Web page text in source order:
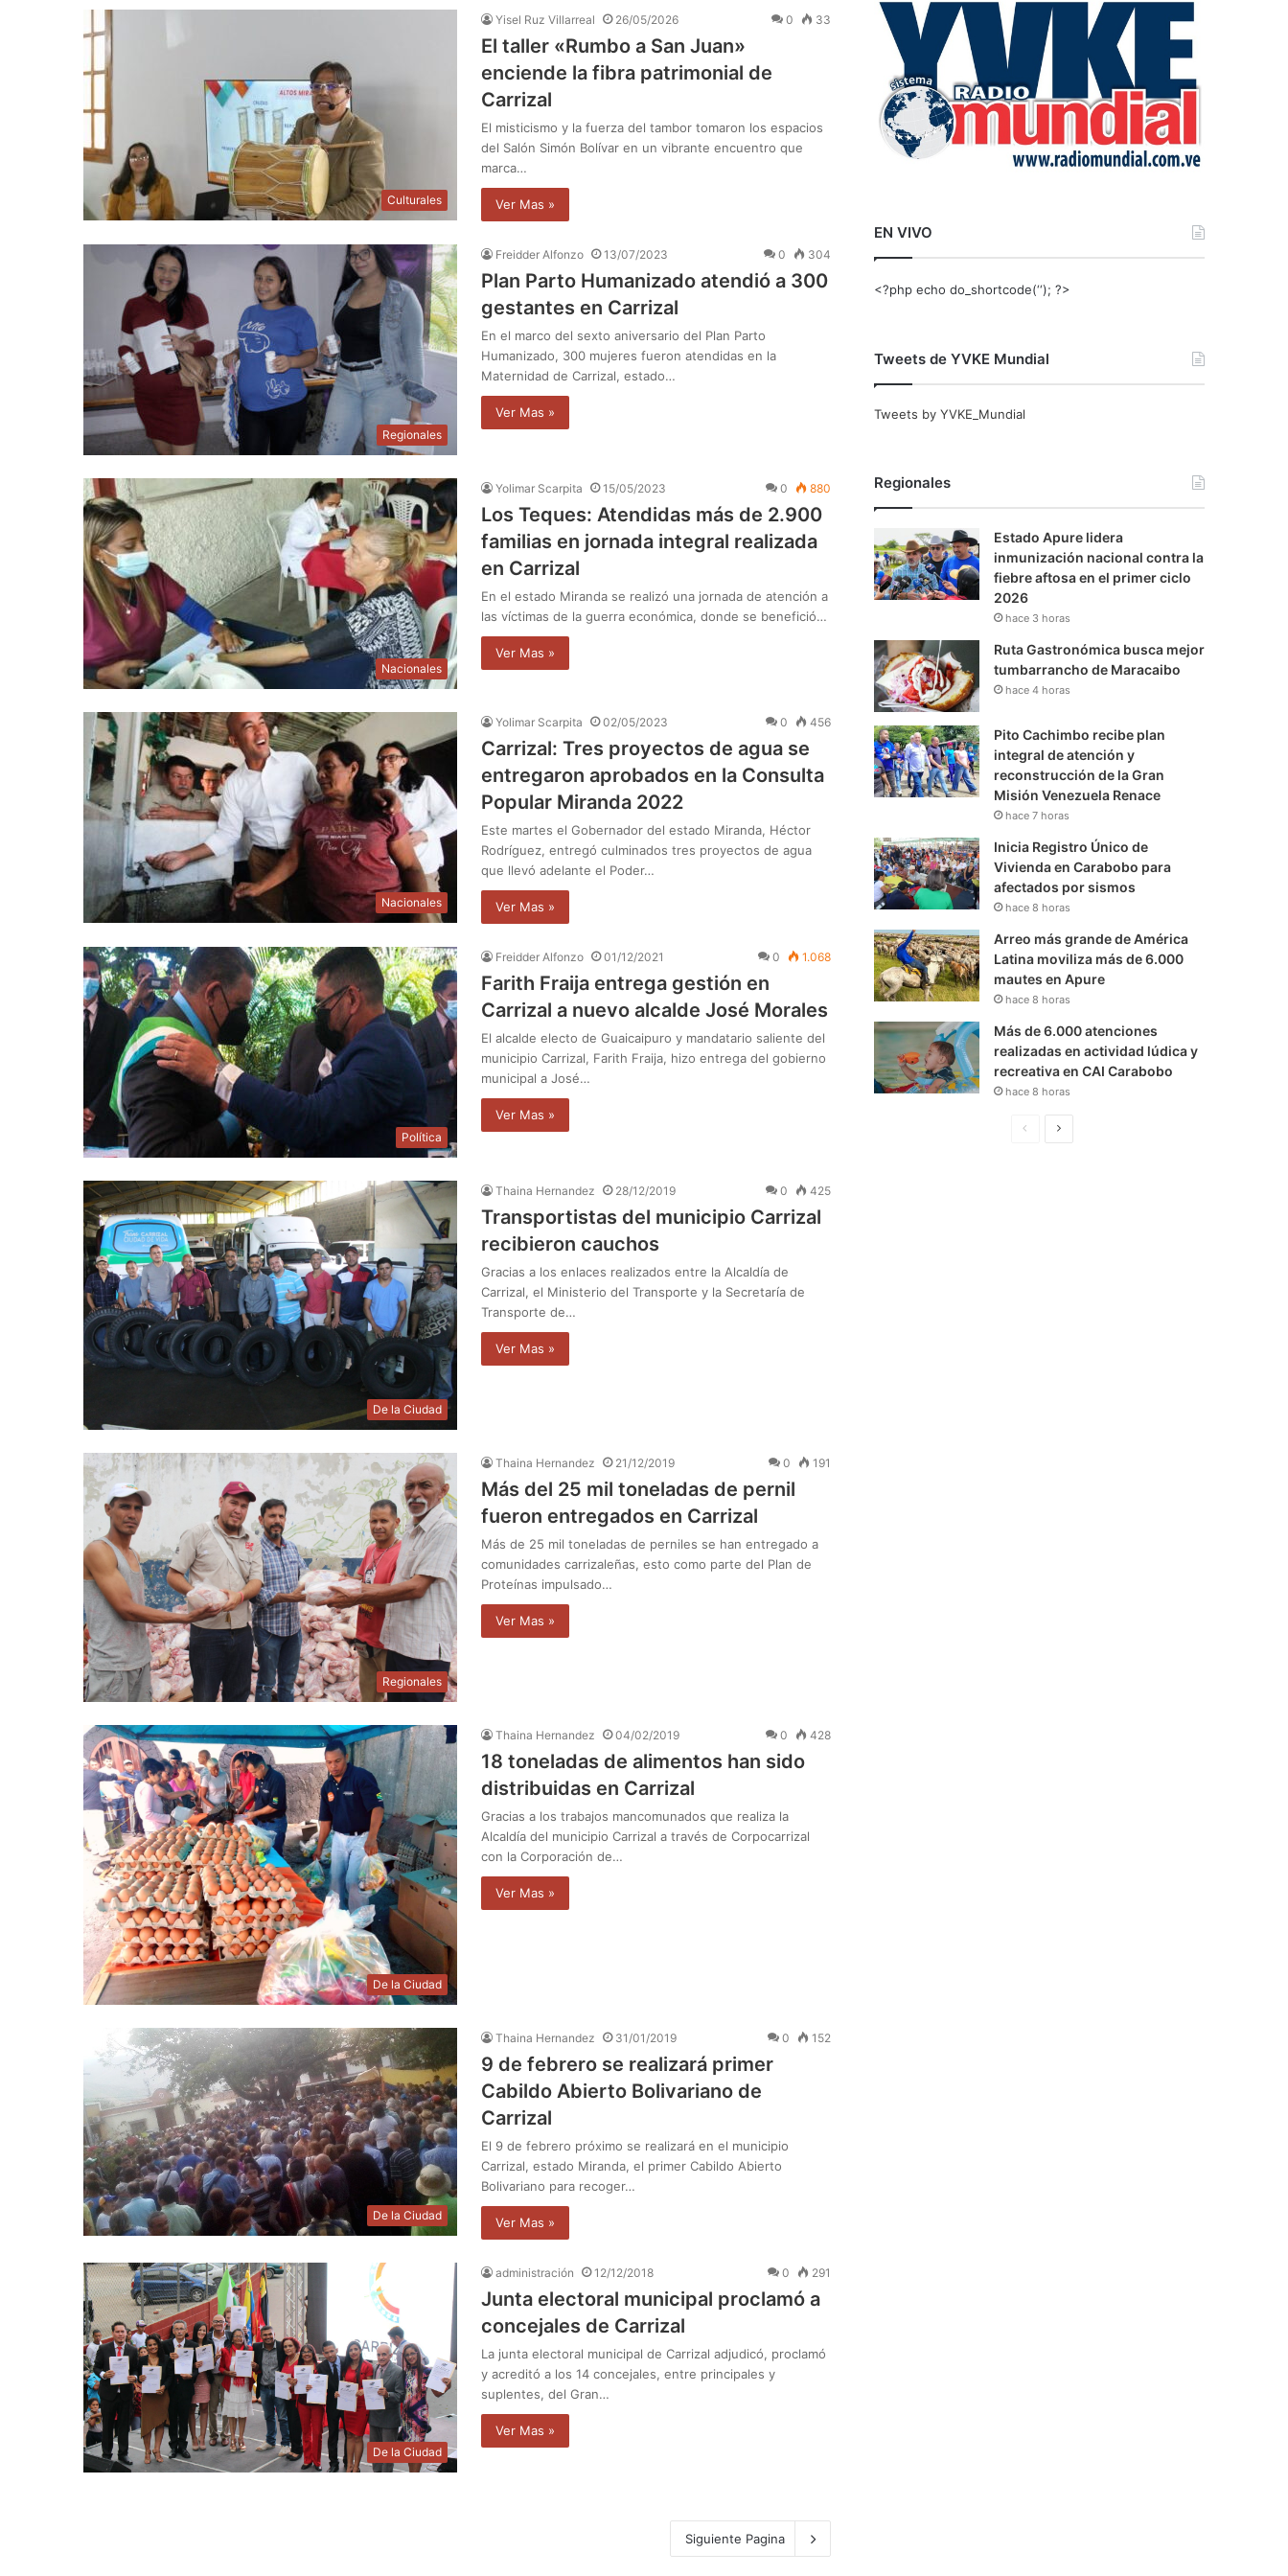
Culturales
Yisel Ruz Villarreal 26/05/2026 0 33
El taller «Rumbo a San Juan»
enciende la fibra patrimonial de
Carrizal
El misticismo y la fuerza del tambor tomaron los espacios
del Salón Simón Bolívar en un vibrante encuentro que
marca…
Ver Mas »
Regionales
Freidder Alfonzo 13/07/2023 0 304
Plan Parto Humanizado atendió a 300
gestantes en Carrizal
En el marco del sexto aniversario del Plan Parto
Humanizado, 300 mujeres fueron atendidas en la
Maternidad de Carrizal, estado…
Ver Mas »
Nacionales
Yolimar Scarpita 15/05/2023 0 880
Los Teques: Atendidas más de 2.900
familias en jornada integral realizada
en Carrizal
En el estado Miranda se realizó una jornada de atención a
las víctimas de la guerra económica, donde se benefició…
Ver Mas »
Nacionales
Yolimar Scarpita 02/05/2023 0 456
Carrizal: Tres proyectos de agua se
entregaron aprobados en la Consulta
Popular Miranda 2022
Este martes el Gobernador del estado Miranda, Héctor
Rodríguez, entregó culminados tres proyectos de agua
que llevó adelante el Poder…
Ver Mas »
Política
Freidder Alfonzo 01/12/2021 0 1.068
Farith Fraija entrega gestión en
Carrizal a nuevo alcalde José Morales
El alcalde electo de Guaicaipuro y mandatario saliente del
municipio Carrizal, Farith Fraija, hizo entrega del gobierno
municipal a José…
Ver Mas »
De la Ciudad
Thaina Hernandez 28/12/2019 0 425
Transportistas del municipio Carrizal
recibieron cauchos
Gracias a los enlaces realizados entre la Alcaldía de
Carrizal, el Ministerio del Transporte y la Secretaría de
Transporte de…
Ver Mas »
Regionales
Thaina Hernandez 21/12/2019 0 191
Más del 25 mil toneladas de pernil
fueron entregados en Carrizal
Más de 25 mil toneladas de perniles se han entregado a
comunidades carrizaleñas, esto como parte del Plan de
Proteínas impulsado…
Ver Mas »
De la Ciudad
Thaina Hernandez 04/02/2019 0 428
18 toneladas de alimentos han sido
distribuidas en Carrizal
Gracias a los trabajos mancomunados que realiza la
Alcaldía del municipio Carrizal a través de Corpocarrizal
con la Corporación de…
Ver Mas »
De la Ciudad
Thaina Hernandez 31/01/2019 0 152
9 de febrero se realizará primer
Cabildo Abierto Bolivariano de
Carrizal
El 9 de febrero próximo se realizará en el municipio
Carrizal, estado Miranda, el primer Cabildo Abierto
Bolivariano para recoger…
Ver Mas »
De la Ciudad
administración 12/12/2018 0 291
Junta electoral municipal proclamó a
concejales de Carrizal
La junta electoral municipal de Carrizal adjudicó, proclamó
y acreditó a los 14 concejales, entre principales y
suplentes, del Gran…
Ver Mas »
Siguiente Pagina
r
EN VIVO
<?php echo do_shortcode(‘‘); ?>
Tweets de YVKE Mundial
Tweets by YVKE_Mundial
Regionales
Estado Apure lidera
inmunización nacional contra la
fiebre aftosa en el primer ciclo
2026
hace 3 horas
Ruta Gastronómica busca mejor
tumbarrancho de Maracaibo
hace 4 horas
Pito Cachimbo recibe plan
integral de atención y
reconstrucción de la Gran
Misión Venezuela Renace
hace 7 horas
Inicia Registro Único de
Vivienda en Carabobo para
afectados por sismos
hace 8 horas
Arreo más grande de América
Latina moviliza más de 6.000
mautes en Apure
hace 8 horas
Más de 6.000 atenciones
realizadas en actividad lúdica y
recreativa en CAI Carabobo
hace 8 horas
S